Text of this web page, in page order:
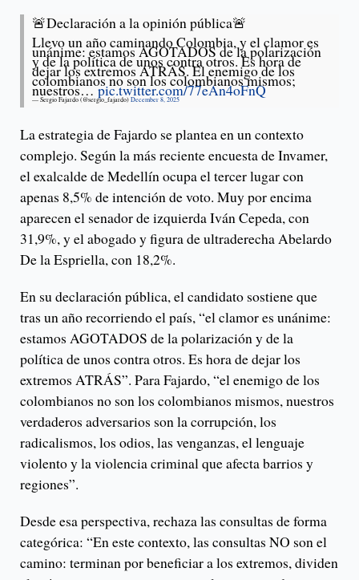
🚨Declaración a la opinión pública🚨
Llevo un año caminando Colombia, y el clamor es
unánime: estamos AGOTADOS de la polarización
y de la política de unos contra otros. Es hora de
dejar los extremos ATRÁS. El enemigo de los
colombianos no son los colombianos mismos;
nuestros…pic.twitter.com/77eAn4oFnQ
— Sergio Fajardo (@sergio_fajardo) December 8, 2025
La estrategia de Fajardo se plantea en un contexto
complejo. Según la más reciente encuesta de Invamer,
el exalcalde de Medellín ocupa el tercer lugar con
apenas 8,5% de intención de voto. Muy por encima
aparecen el senador de izquierda Iván Cepeda, con
31,9%, y el abogado y figura de ultraderecha Abelardo
De la Espriella, con 18,2%.
En su declaración pública, el candidato sostiene que
tras un año recorriendo el país, “el clamor es unánime:
estamos AGOTADOS de la polarización y de la
política de unos contra otros. Es hora de dejar los
extremos ATRÁS”. Para Fajardo, “el enemigo de los
colombianos no son los colombianos mismos, nuestros
verdaderos adversarios son la corrupción, los
radicalismos, los odios, las venganzas, el lenguaje
violento y la violencia criminal que afecta barrios y
regiones”.
Desde esa perspectiva, rechaza las consultas de forma
categórica: “En este contexto, las consultas NO son el
camino: terminan por beneficiar a los extremos, dividen